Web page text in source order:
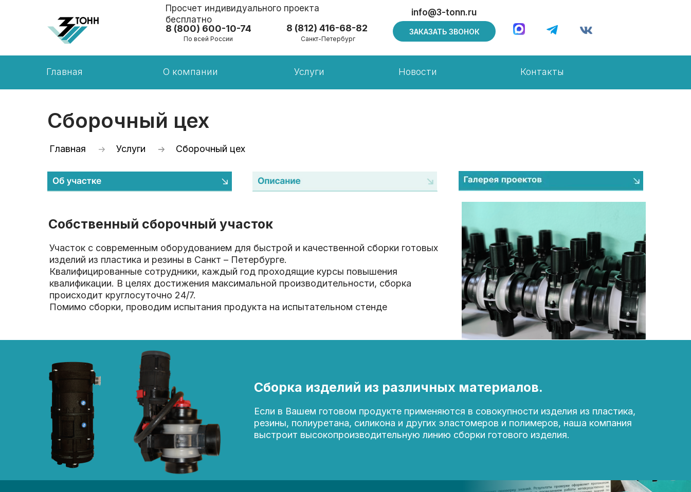
8 (812) 416-68-82
info@3-tonn.ru
Просчет индивидуального проекта
бесплатно
Санкт-Петербург
По всей России
8 (800) 600-10-74 ЗАКАЗАТЬ ЗВОНОК
Контакты
Новости
Услуги
О компании
Главная
Собственный сборочный участок
Участок с современным оборудованием для быстрой и качественной сборки готовых
изделий из пластика и резины в Санкт – Петербурге.
Квалифицированные сотрудники, каждый год проходящие курсы повышения
квалификации. В целях достижения максимальной производительности, сборка
происходит круглосуточно 24/7.
Помимо сборки, проводим испытания продукта на испытательном стенде
Сборка изделий из различных материалов.
Если в Вашем готовом продукте применяются в совокупности изделия из пластика,
резины, полиуретана, силикона и других эластомеров и полимеров, наша компания
выстроит высокопроизводительную линию сборки готового изделия.
Сборочный цех
Сборочный цех
Услуги
Главная